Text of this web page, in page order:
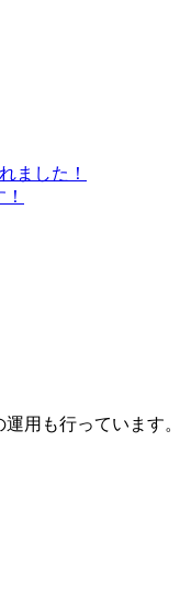
ました！
用も行っています。